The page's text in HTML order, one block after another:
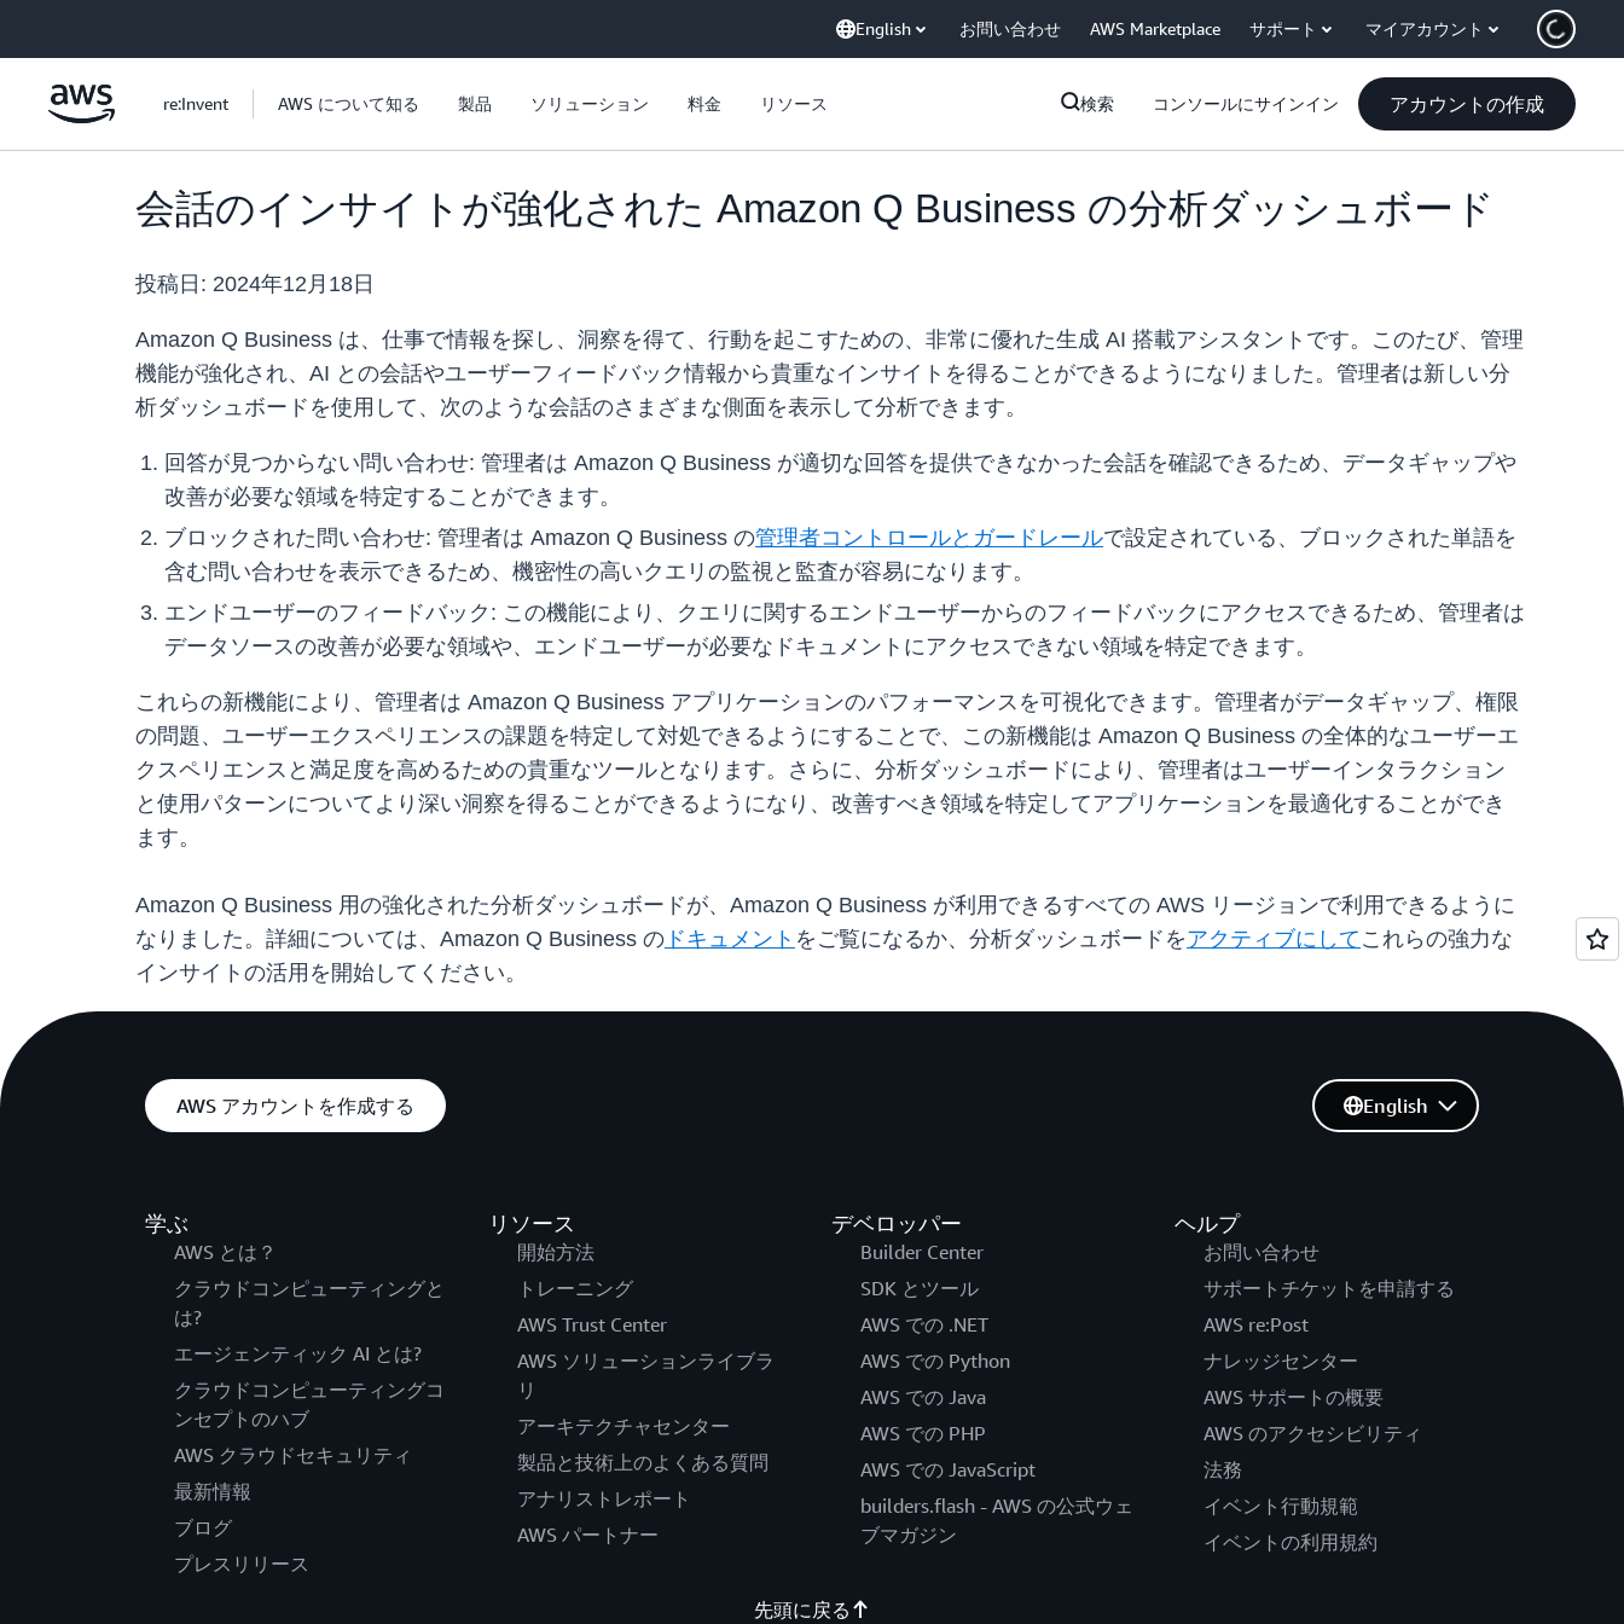
English お問い合わせ AWS Marketplace サポート マイアカウント
re:Invent AWS について知る 製品 ソリューション 料金 リソース 検索 コンソールにサインイン アカウントの作成
会話のインサイトが強化された Amazon Q Business の分析ダッシュボード
投稿日: 2024年12月18日
Amazon Q Business は、仕事で情報を探し、洞察を得て、行動を起こすための、非常に優れた生成 AI 搭載アシスタントです。このたび、管理
機能が強化され、AI との会話やユーザーフィードバック情報から貴重なインサイトを得ることができるようになりました。管理者は新しい分
析ダッシュボードを使用して、次のような会話のさまざまな側面を表示して分析できます。
回答が見つからない問い合わせ: 管理者は Amazon Q Business が適切な回答を提供できなかった会話を確認できるため、データギャップや
改善が必要な領域を特定することができます。
ブロックされた問い合わせ: 管理者は Amazon Q Business の管理者コントロールとガードレールで設定されている、ブロックされた単語を
含む問い合わせを表示できるため、機密性の高いクエリの監視と監査が容易になります。
エンドユーザーのフィードバック: この機能により、クエリに関するエンドユーザーからのフィードバックにアクセスできるため、管理者は
データソースの改善が必要な領域や、エンドユーザーが必要なドキュメントにアクセスできない領域を特定できます。
これらの新機能により、管理者は Amazon Q Business アプリケーションのパフォーマンスを可視化できます。管理者がデータギャップ、権限
の問題、ユーザーエクスペリエンスの課題を特定して対処できるようにすることで、この新機能は Amazon Q Business の全体的なユーザーエ
クスペリエンスと満足度を高めるための貴重なツールとなります。さらに、分析ダッシュボードにより、管理者はユーザーインタラクション
と使用パターンについてより深い洞察を得ることができるようになり、改善すべき領域を特定してアプリケーションを最適化することができ
ます。
Amazon Q Business 用の強化された分析ダッシュボードが、Amazon Q Business が利用できるすべての AWS リージョンで利用できるように
なりました。詳細については、Amazon Q Business の ドキュメント をご覧になるか、分析ダッシュボードをアクティブにして これらの強力な
インサイトの活用を開始してください。
AWS アカウントを作成する
学ぶ
AWS とは？
クラウドコンピューティングと
は?
エージェンティック AI とは?
クラウドコンピューティングコ
ンセプトのハブ
AWS クラウドセキュリティ
最新情報
ブログ
プレスリリース
リソース
開始方法
トレーニング
AWS Trust Center
AWS ソリューションライブラ
リ
アーキテクチャセンター
製品と技術上のよくある質問
アナリストレポート
AWS パートナー
デベロッパー
Builder Center
SDK とツール
AWS での .NET
AWS での Python
AWS での Java
AWS での PHP
AWS での JavaScript
builders.flash - AWS の公式ウェ
ブマガジン
ヘルプ
お問い合わせ
サポートチケットを申請する
AWS re:Post
ナレッジセンター
AWS サポートの概要
AWS のアクセシビリティ
法務
イベント行動規範
イベントの利用規約
English
先頭に戻る